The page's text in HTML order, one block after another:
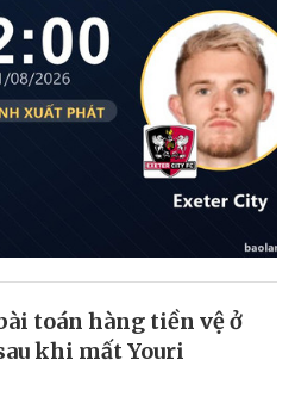
toán hàng tiền vệ ở
khi mất Youri